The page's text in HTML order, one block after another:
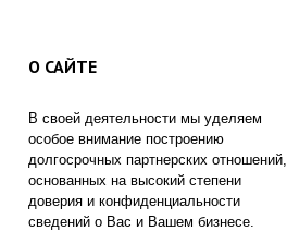
О САЙТЕ
В своей деятельности мы уделяем
особое внимание построению
долгосрочных партнерских отношений,
основанных на высокий степени
доверия и конфиденциальности
сведений о Вас и Вашем бизнесе.